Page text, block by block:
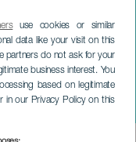
use cookies or similar
data like your visit on this
partners do not ask for your
business interest. You
based on legitimate
in our Privacy Policy on this